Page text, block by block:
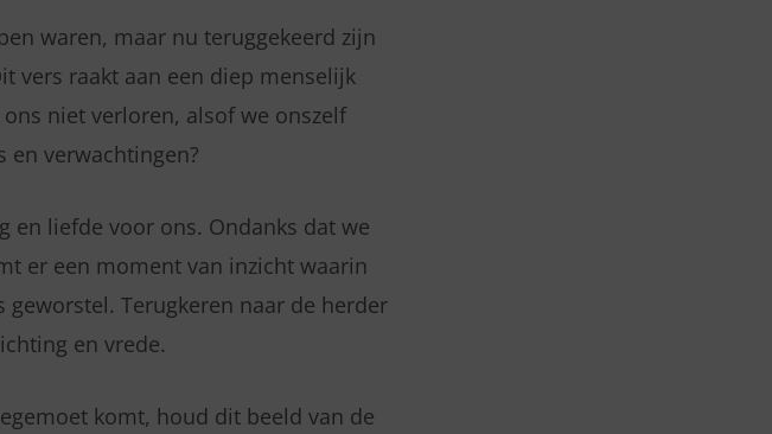
waren, maar nu teruggekeerd zijn
vers raakt aan een diep menselijk
niet verloren, alsof we onszelf
en verwachtingen?
en liefde voor ons. Ondanks dat we
er een moment van inzicht waarin
Terugkeren naar de herder
en vrede.
komt, houd dit beeld van de